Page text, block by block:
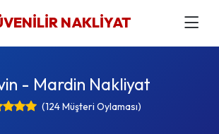
NAKLİYAT
- Mardin Nakliyat
(124 Müşteri Oylaması)